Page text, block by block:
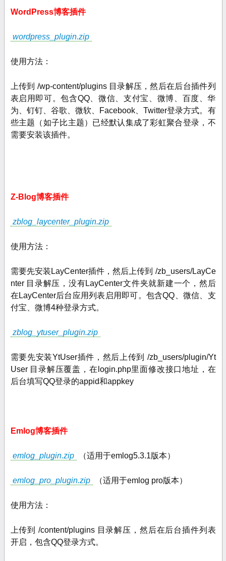
WordPress博客插件
wordpress_plugin.zip
使用方法：
上传到 /wp-content/plugins 目录解压，然后在后台插件列
表启用即可。包含QQ、微信、支付宝、微博、百度、华
为、钉钉、谷歌、微软、Facebook、Twitter登录方式。有
些主题 （如子比主题） 已经默认集成了彩虹聚合登录，不
需要安装该插件。
Z-Blog博客插件
zblog_laycenter_plugin.zip
使用方法：
需要先安装LayCenter插件，然后上传到 /zb_users/LayCe
nter 目录解压，没有LayCenter文件夹就新建一个 ，然后
在 LayCenter后台应用列表启用即可。包含QQ、微信、支
付宝、微博4种登录方式。
zblog_ytuser_plugin.zip
需要先安装YtUser插件，然后上传到 /zb_users/plugin/Yt
User 目录解压覆盖，在login.php里面修改接口地址，在
后台填写QQ登录的appid和appkey
Emlog博客插件
emlog_plugin.zip （适用于emlog5.3.1版本）
emlog_pro_plugin.zip （适用于emlog pro版本）
使用方法：
上传到 /content/plugins 目录解压，然后在后台插件列表
开启，包含QQ登录方式。